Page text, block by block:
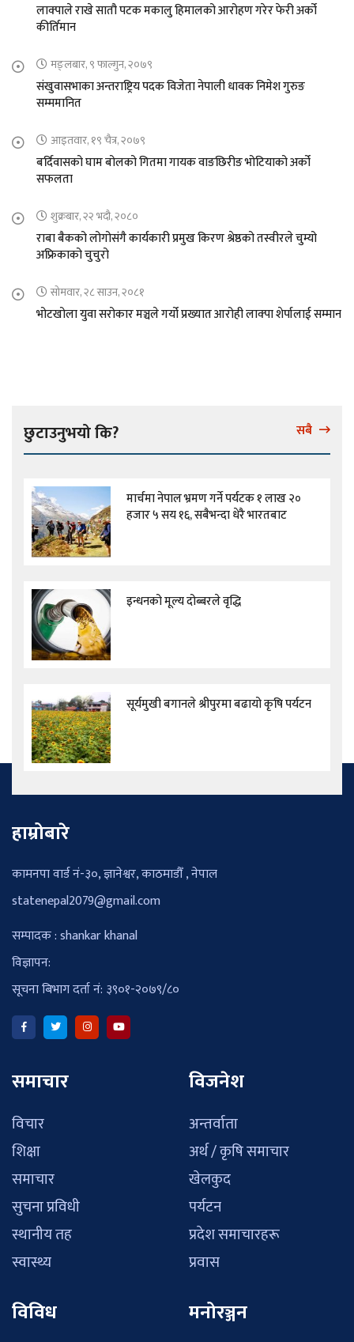
लाक्पाले राखे सातौ पटक मकालु हिमालको आरोहण गरेर फेरी अर्को
कीर्तिमान
मङ्लबार, ९ फाल्गुन, २०७९
संखुवासभाका अन्तराष्ट्रिय पदक विजेता नेपाली धावक निमेश गुरुङ
सम्ममानित
आइतवार, १९ चैत्र, २०७९
बर्दिवासको घाम बोलको गितमा गायक वाङछिरीङ भोटियाको अर्को
सफलता
शुक्रबार, २२ भदौ, २०८०
राबा बैकको लोगोसंगै कार्यकारी प्रमुख किरण श्रेष्ठको तस्वीरले चुम्यो
अफ्रिकाको चुचुरो
सोमवार, २८ साउन, २०८१
भोटखोला युवा सरोकार मञ्चले गर्यो प्रख्यात आरोही लाक्पा शेर्पालाई सम्मान
छुटाउनुभयो कि? सबै
मार्चमा नेपाल भ्रमण गर्ने पर्यटक १ लाख २०
हजार ५ सय १६, सबैभन्दा धेरै भारतबाट
इन्धनको मूल्य दोब्बरले वृद्धि
सूर्यमुखी बगानले श्रीपुरमा बढायो कृषि पर्यटन
हाम्रोबारे
कामनपा वार्ड नं-३०, ज्ञानेश्वर, काठमाडौँ , नेपाल
statenepal2079@gmail.com
सम्पादक : shankar khanal
विज्ञापन:
सूचना बिभाग दर्ता नं: ३९०१-२०७९/८०
समाचार
विचार
शिक्षा
समाचार
सुचना प्रविधी
स्थानीय तह
स्वास्थ्य
विजनेश
अन्तर्वाता
अर्थ / कृषि समाचार
खेलकुद
पर्यटन
प्रदेश समाचारहरू
प्रवास
विविध मनोरञ्जन